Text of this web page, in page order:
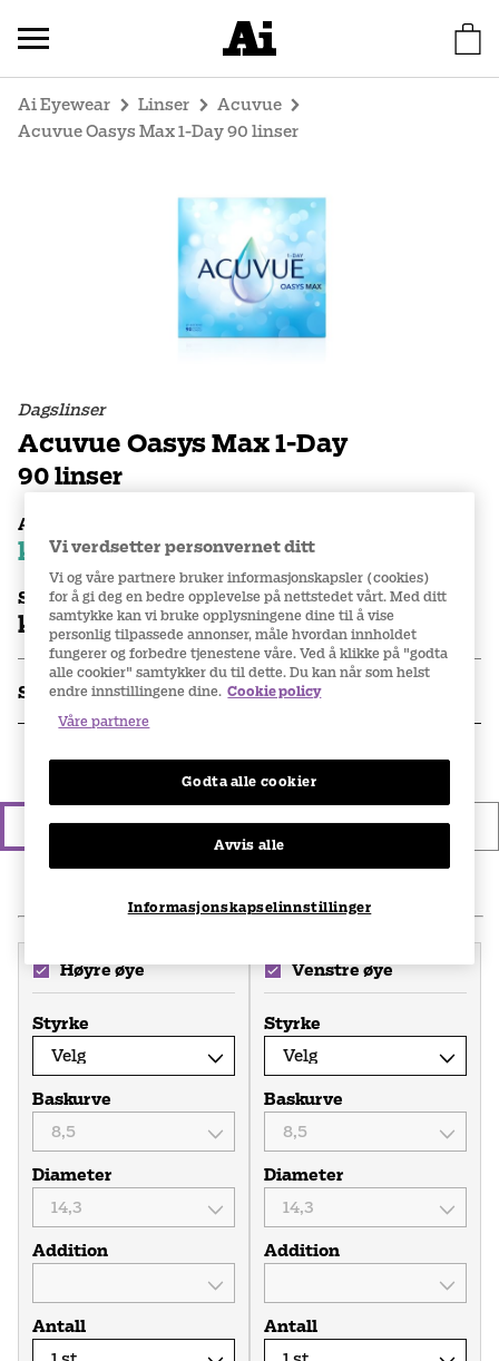
Ai Eyewear Linser
Acuvue
Acuvue Oasys Max 1-Day 90 linser
Dagslinser
Acuvue Oasys Max 1-Day
90 linser
Abonnementspris
kr 770 per eske
Stykkpris
kr 825 per eske
Spesifikasjoner
Velg type linsekjøp
Engangskjøp Abonnement
Høyre øye
Styrke
Baskurve
Diameter
Addition
Antall
Venstre øye
Styrke
Baskurve
Diameter
Addition
Antall
Vi verdsetter personvernet ditt
Vi og våre partnere bruker informasjonskapsler (cookies)
for å gi deg en bedre opplevelse på nettstedet vårt. Med ditt
samtykke kan vi bruke opplysningene dine til å vise
personlig tilpassede annonser, måle hvordan innholdet
fungerer og forbedre tjenestene våre. Ved å klikke på "godta
alle cookier" samtykker du til dette. Du kan når som helst
endre innstillingene dine. Cookie policy
Våre partnere
Informasjonskapselinnstillinger
Avvis alle
Godta alle cookier